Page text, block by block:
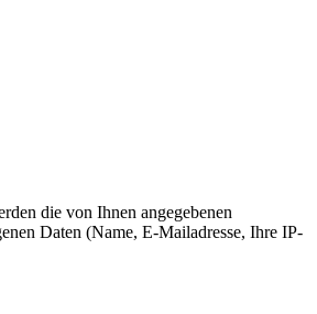
die von Ihnen angegebenen
Daten (Name, E-Mailadresse, Ihre IP-